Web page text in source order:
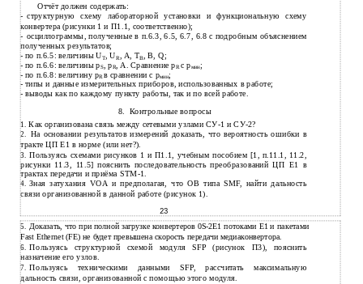
Отчёт должен содержать:
- структурную схему лабораторной установки и функциональную схему
конвертера (рисунки 1 и П1.1, соответственно);
- осциллограммы, полученные в п.6.3, 6.5, 6.7, 6.8 с подробным объяснением
полученных результатов;
- по п.6.5: величины UT, UR, A, TB, B, Q;
- по п.6.6: величины рS, рR, A. Сравнение рRс pмин;
- по п.6.8: величину рRв сравнении с рмин;
- типы и данные измерительных приборов, использованных в работе;
- выводы как по каждому пункту работы, так и по всей работе.
8.
Контрольные вопросы
1. Как организована связь между сетевыми узламиСУ-1 и СУ-2?
2. На основании результатов измерений доказать, что вероятность ошибки в
тракте ЦП Е1 в норме (или нет?).
3. Пользуясь схемами рисунков 1 и П1.1, учебным пособием [1, п.11.1, 11.2,
рисунки 11.3, 11.5] пояснить последовательность преобразований ЦП Е1 в
трактах передачи и приёма STM-1.
4. Зная затухания VOA и предполагая, что ОВ типа SMF, найти дальность
связи организованной в данной работе (рисунок 1).
23
5. Доказать, что при полной загрузке конвертеров 0S-2E1 потоками Е1 и пакетами
Fast Ethernet (FE) не будет превышена скорость передачи медиаконвертора.
6. Пользуясь структурной схемой модуля SFP (рисунок П3), пояснить
назначение его узлов.
7. Пользуясь техническими данными SFP, рассчитать максимальную
дальность связи, организованной с помощью этого модуля.